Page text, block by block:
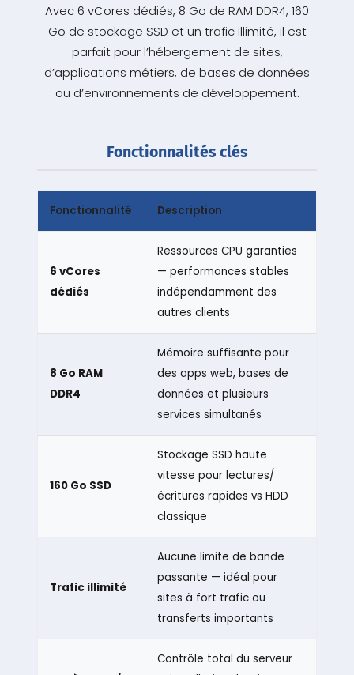
Avec 6 vCores dédiés, 8 Go de RAM DDR4, 160
Go de stockage SSD et un trafic illimité, il est
parfait pour l’hébergement de sites,
d’applications métiers, de bases de données
ou d’environnements de développement.
Fonctionnalités clés
Fonctionnalité Description
6 vCores
dédiés
Ressources CPU garanties
— performances stables
indépendamment des
autres clients
8 Go RAM
DDR4
Mémoire suffisante pour
des apps web, bases de
données et plusieurs
services simultanés
160 Go SSD
Stockage SSD haute
vitesse pour lectures/
écritures rapides vs HDD
classique
Trafic illimité
Aucune limite de bande
passante — idéal pour
sites à fort trafic ou
transferts importants
Contrôle total du serveur